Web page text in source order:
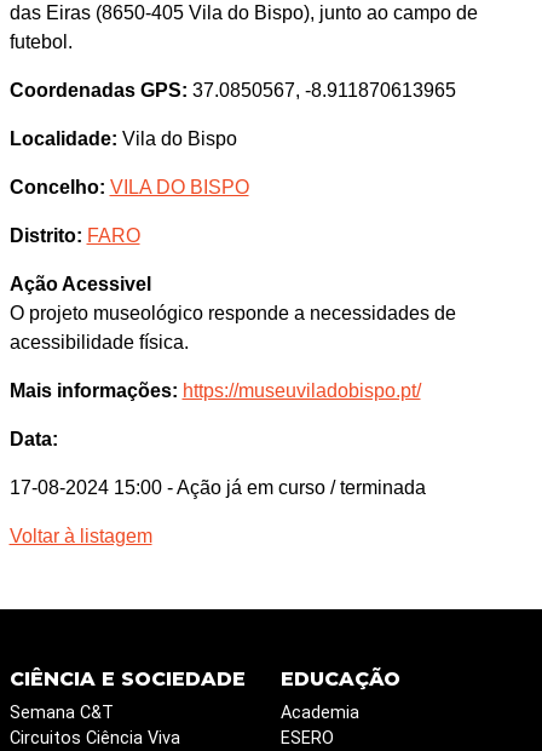
das Eiras (8650-405 Vila do Bispo), junto ao campo de
futebol.
Coordenadas GPS: 37.0850567, -8.911870613965
Localidade: Vila do Bispo
Concelho: VILA DO BISPO
Distrito: FARO
Ação Acessivel
O projeto museológico responde a necessidades de
acessibilidade física.
Mais informações: https://museuviladobispo.pt/
Data:
17-08-2024 15:00 - Ação já em curso / terminada
Voltar à listagem
CIÊNCIA E SOCIEDADE
Semana C&T
Circuitos Ciência Viva
EDUCAÇÃO
Academia
ESERO